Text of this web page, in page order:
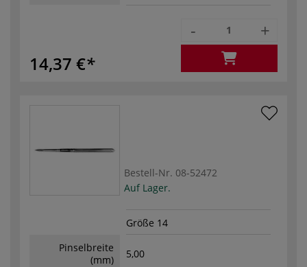
14,37 €
- +
Bestell-Nr. 08-52472
Auf Lager.
Größe 14
Pinselbreite
(mm)
5,00